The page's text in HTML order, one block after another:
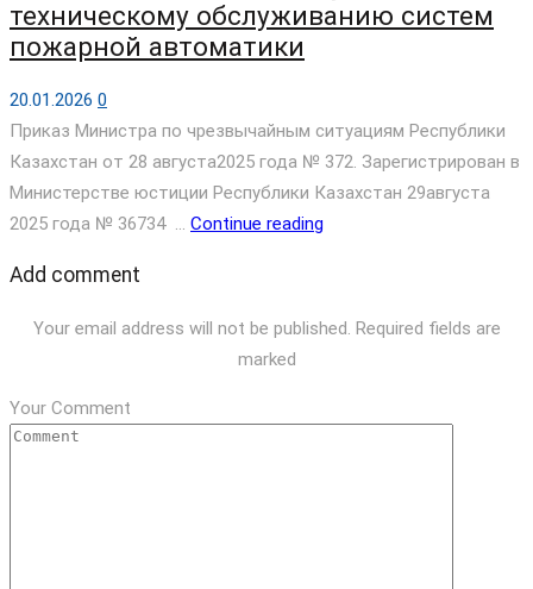
техническому обслуживанию систем
пожарной автоматики
20.01.2026 0
Приказ Министра по чрезвычайным ситуациям Республики
Казахстан от 28 августа2025 года № 372. Зарегистрирован в
Министерстве юстиции Республики Казахстан 29августа
2025 года № 36734 ... Continue reading
Add comment
Your email address will not be published. Required fields are
marked
Your Comment